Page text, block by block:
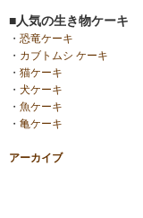
■人気の生き物ケーキ
・ 恐竜ケーキ
・ カブトムシ ケーキ
・ 猫ケーキ
・ 犬ケーキ
・ 魚ケーキ
・ 亀ケーキ
アーカイブ